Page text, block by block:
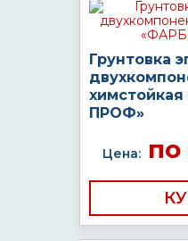
Грунтовка
ПРОФ»
Цена:по